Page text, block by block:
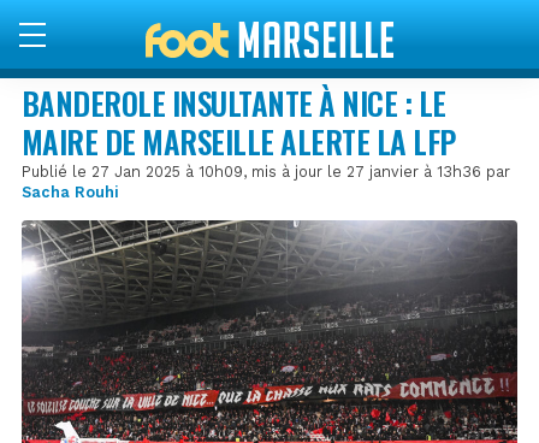
BANDEROLE INSULTANTE À NICE : LE
MAIRE DE MARSEILLE ALERTE LA LFP
Publié le 27 Jan 2025 à 10h09, mis à jour le 27 janvier à 13h36 par
Sacha Rouhi